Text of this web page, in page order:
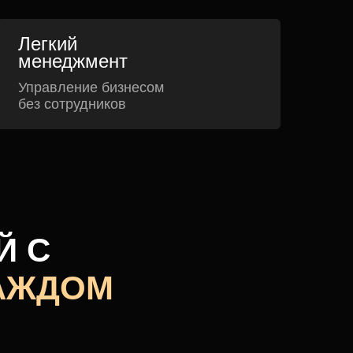
Легкий
менеджмент
Управление бизнесом
без сотрудников
С